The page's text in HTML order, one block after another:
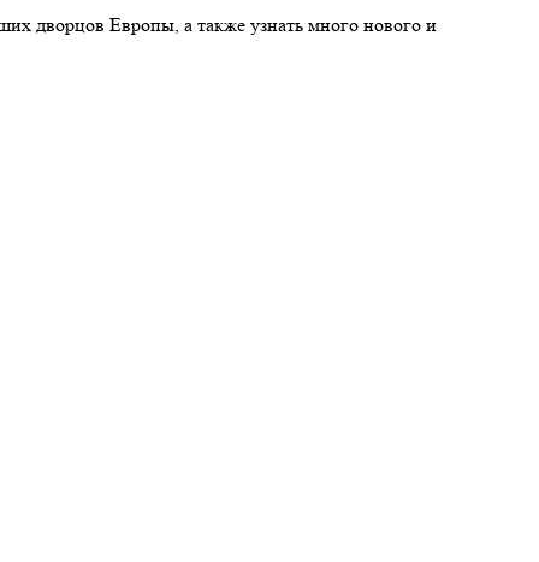
дворцов Европы, а также узнать много нового и